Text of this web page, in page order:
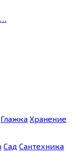
Глажка Хранение
Сад Сантехника